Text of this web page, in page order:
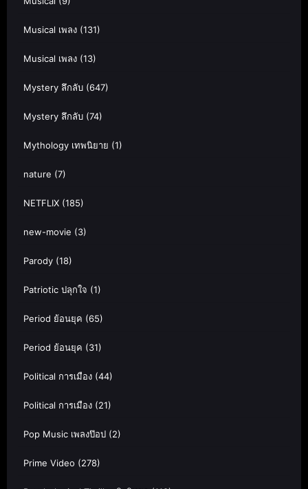
Musical เพลง (131)
Musical เพลง (13)
Mystery ลึกลับ (647)
Mystery ลึกลับ (74)
Mythology เทพนิยาย (1)
nature (7)
NETFLIX (185)
new-movie (3)
Parody (18)
Patriotic ปลุกใจ (1)
Period ย้อนยุค (65)
Period ย้อนยุค (31)
Political การเมือง (44)
Political การเมือง (21)
Pop Music เพลงป๊อป (2)
Prime Video (278)